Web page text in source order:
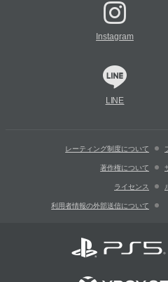
Instagram
LINE
レーティング制度について
著作権について
ライセンス
利用者情報の外部送信について